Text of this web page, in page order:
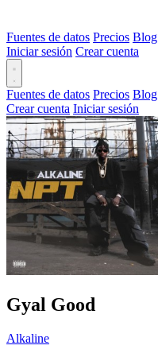
Fuentes de datos Precios Blog
Iniciar sesión Crear cuenta
Fuentes de datos Precios Blog
Crear cuenta Iniciar sesión
Gyal Good
Alkaline